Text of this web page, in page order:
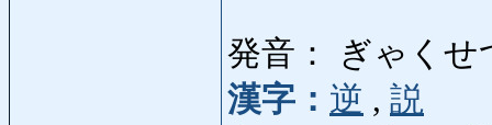
発音： ぎゃくせ
漢字： 逆 , 説